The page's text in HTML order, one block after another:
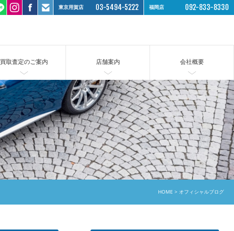
東京用賀店 03-5494-5222 福岡店 092-833-8330
買取査定のご案内 店舗案内 会社概要
HOME オフィシャルブログ